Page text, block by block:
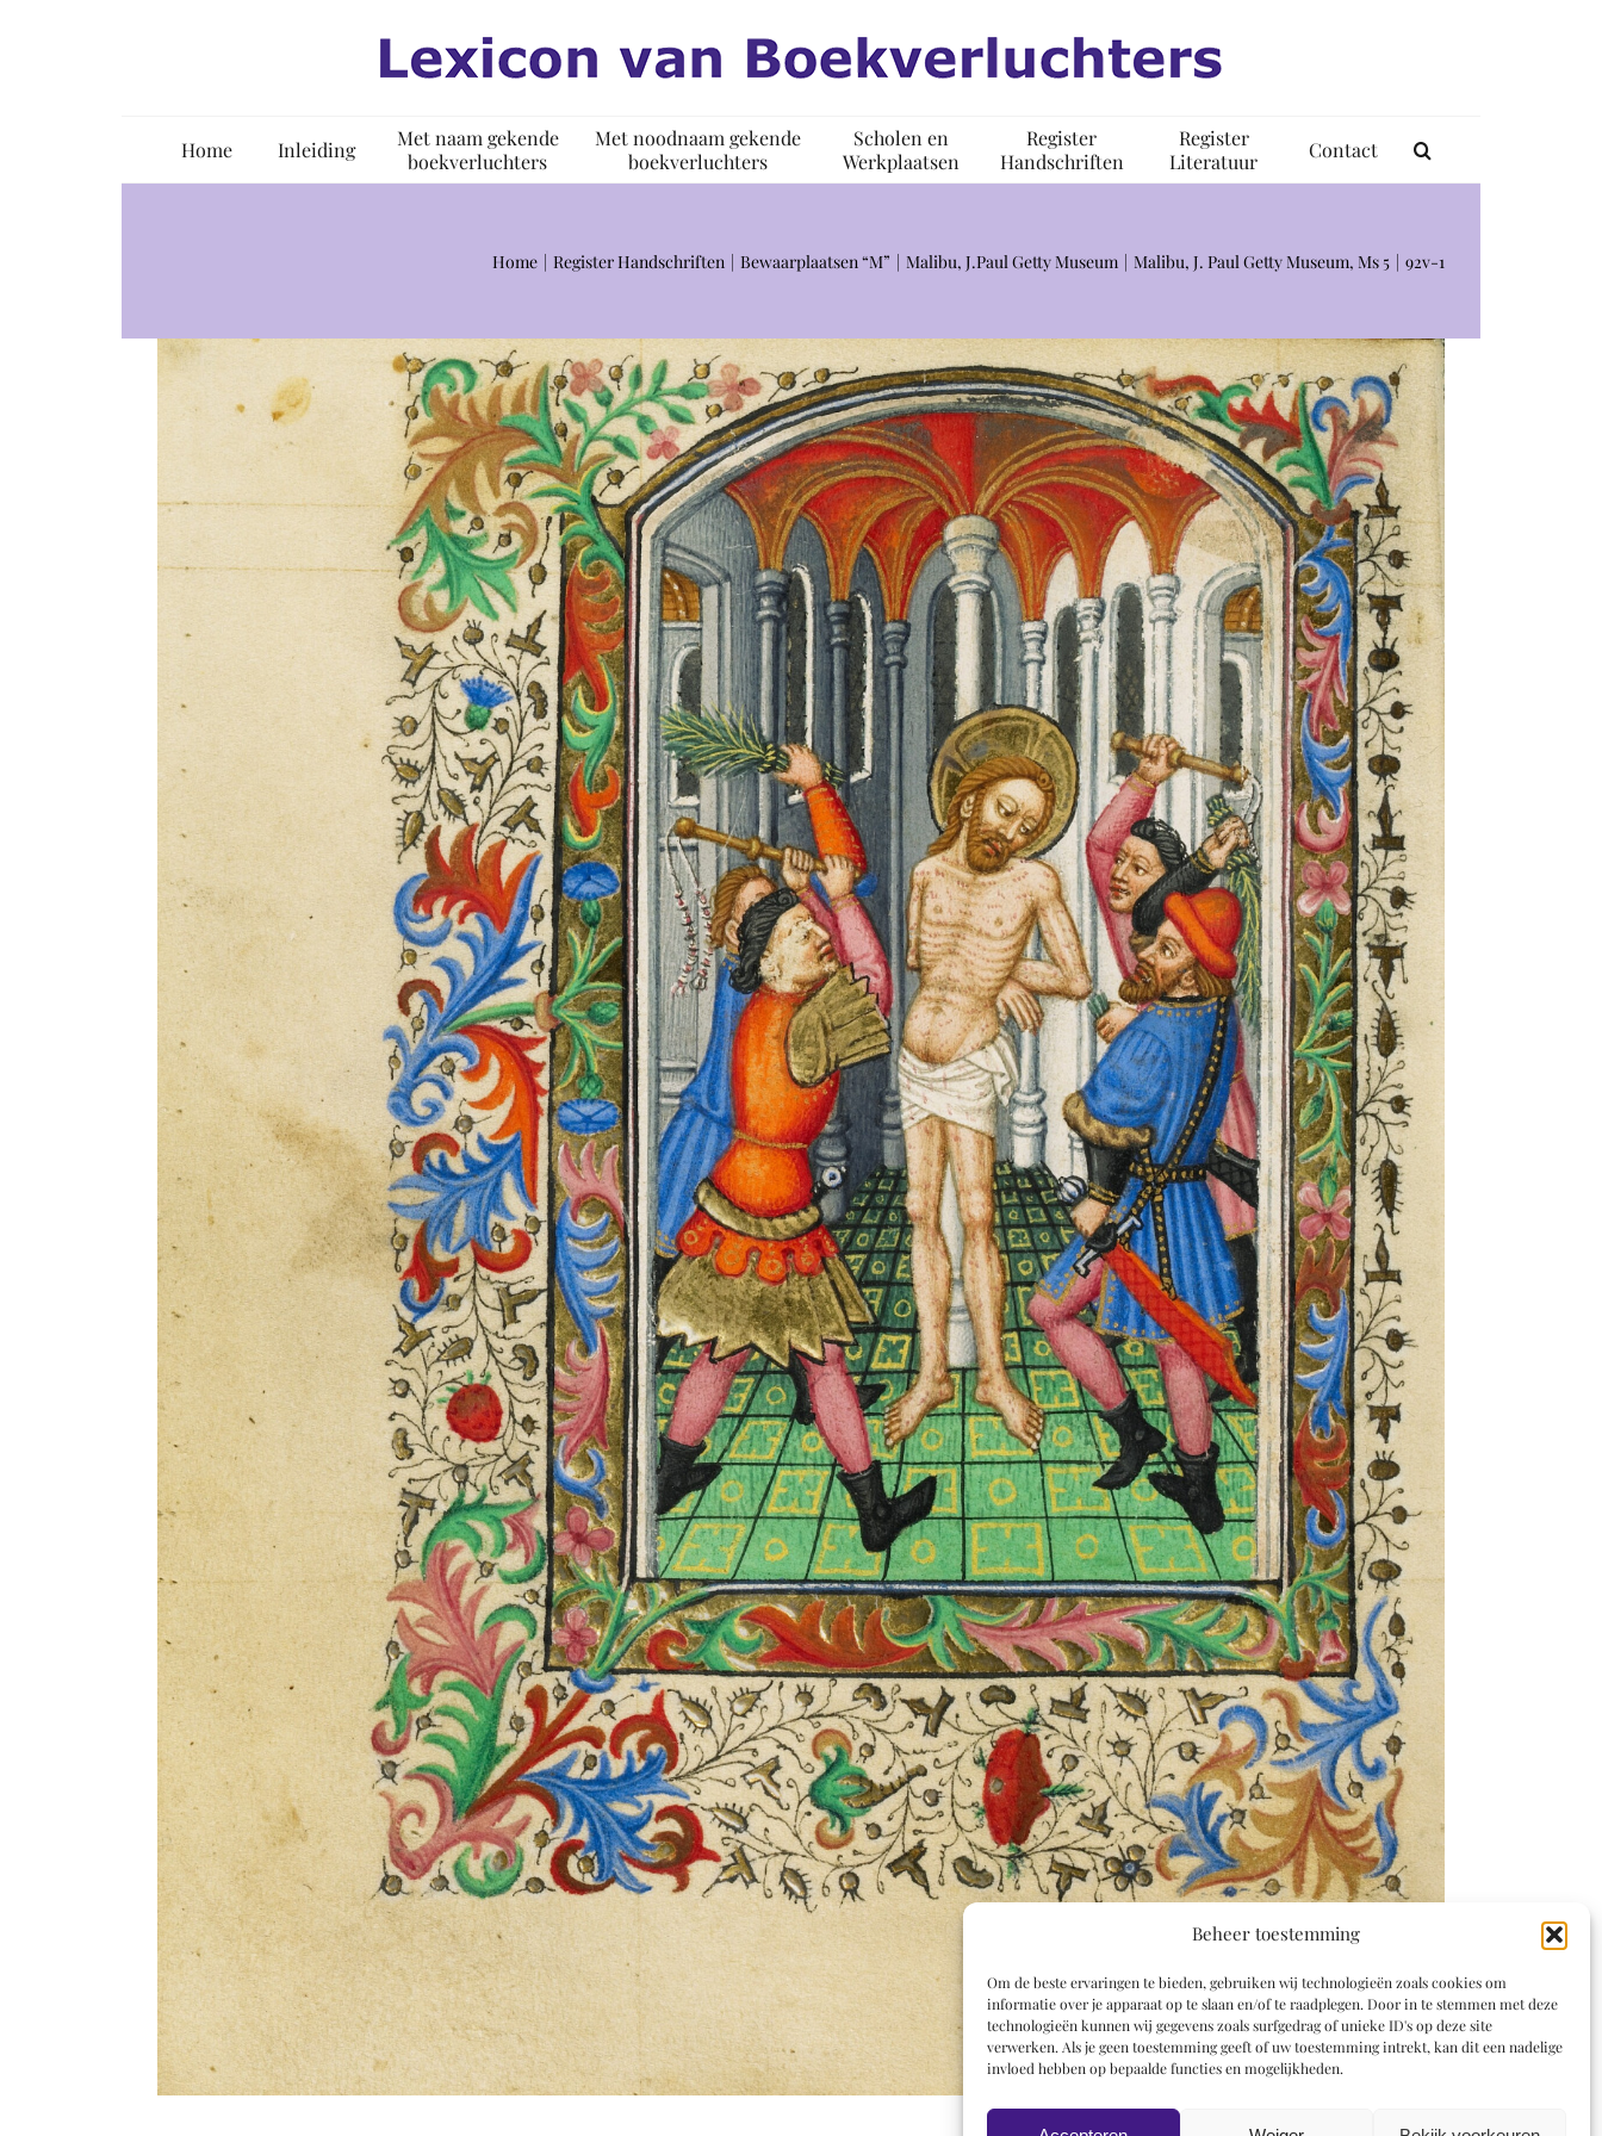
Beheer toestemming
Om de beste ervaringen te bieden, gebruiken wij technologieën zoals cookies om
informatie over je apparaat op te slaan en/of te raadplegen. Door in te stemmen met deze
technologieën kunnen wij gegevens zoals surfgedrag of unieke ID's op deze site
verwerken. Als je geen toestemming geeft of uw toestemming intrekt, kan dit een nadelige
invloed hebben op bepaalde functies en mogelijkheden.
Home Inleiding
Met naam gekende
boekverluchters
Met noodnaam gekende
boekverluchters
Scholen en
Werkplaatsen
Register
Handschriften
Register
Literatuur
Contact
Home Register Handschriften Bewaarplaatsen “M” Malibu, J.Paul Getty Museum Malibu, J. Paul Getty Museum, Ms 5 92v-1